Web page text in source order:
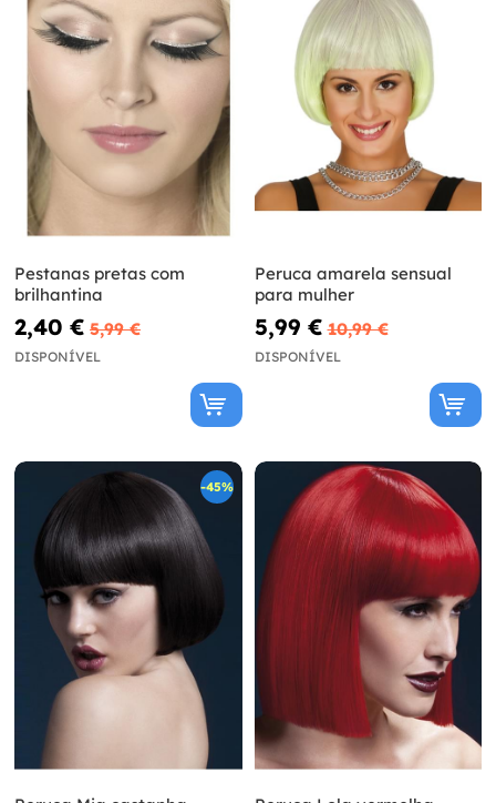
Pestanas pretas com
brilhantina
2,40 € 5,99 €
DISPONÍVEL
Peruca amarela sensual
para mulher
5,99 € 10,99 €
DISPONÍVEL
-45%